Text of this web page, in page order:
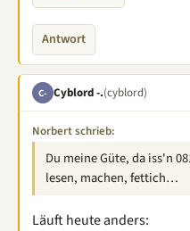
Antwort
C- Cyblord -.(cyblord)
Norbert schrieb:
Du meine Güte, da iss'n
lesen, machen, fettich…
Läuft heute anders: